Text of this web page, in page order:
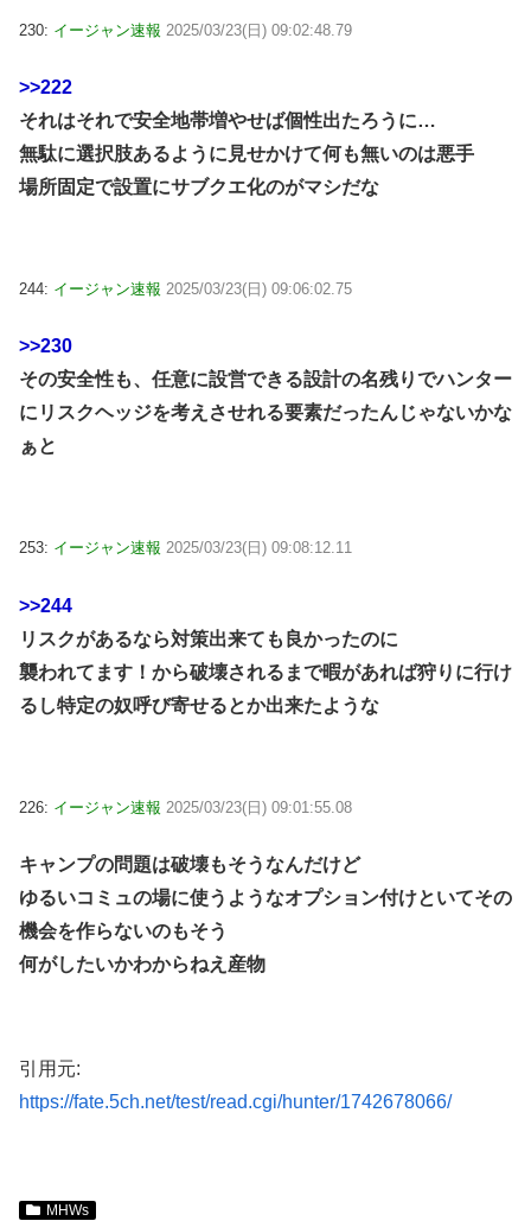
230: イージャン速報 2025/03/23(日) 09:02:48.79
>>222
それはそれで安全地帯増やせば個性出たろうに…
無駄に選択肢あるように見せかけて何も無いのは悪手
場所固定で設置にサブクエ化のがマシだな
244: イージャン速報 2025/03/23(日) 09:06:02.75
>>230
その安全性も、任意に設営できる設計の名残りでハンター
にリスクヘッジを考えさせれる要素だったんじゃないかな
ぁと
253: イージャン速報 2025/03/23(日) 09:08:12.11
>>244
リスクがあるなら対策出来ても良かったのに
襲われてます！から破壊されるまで暇があれば狩りに行け
るし特定の奴呼び寄せるとか出来たような
226: イージャン速報 2025/03/23(日) 09:01:55.08
キャンプの問題は破壊もそうなんだけど
ゆるいコミュの場に使うようなオプション付けといてその
機会を作らないのもそう
何がしたいかわからねえ産物
引用元:
https://fate.5ch.net/test/read.cgi/hunter/1742678066/
MHWs